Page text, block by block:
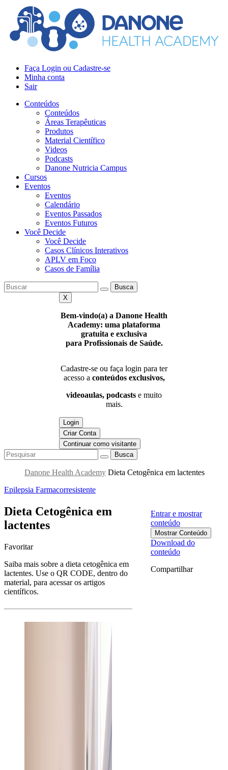
Faça Login ou Cadastre-se
Minha conta
Sair
Conteúdos
Conteúdos
Áreas Terapêuticas
Produtos
Material Científico
Videos
Podcasts
Danone Nutricia Campus
Cursos
Eventos
Eventos
Calendário
Eventos Passados
Eventos Futuros
Você Decide
Você Decide
Casos Clínicos Interativos
APLV em Foco
Casos de Família
Busca
X
Bem-vindo(a) a Danone Health
Academy: uma plataforma
gratuita e exclusiva
para Profissionais de Saúde.
Cadastre-se ou faça login para ter
acesso a conteúdos exclusivos,
videoaulas, podcasts e muito
mais.
Login
Criar Conta
Continuar como visitante
Busca
Danone Health Academy Dieta Cetogênica em lactentes
Epilepsia Farmacorresistente
Dieta Cetogênica em
lactentes
Favoritar
Saiba mais sobre a dieta cetogênica em
lactentes. Use o QR CODE, dentro do
material, para acessar os artigos
científicos.
Entrar e mostrar
conteúdo
Mostrar Conteúdo
Download do
conteúdo
Compartilhar